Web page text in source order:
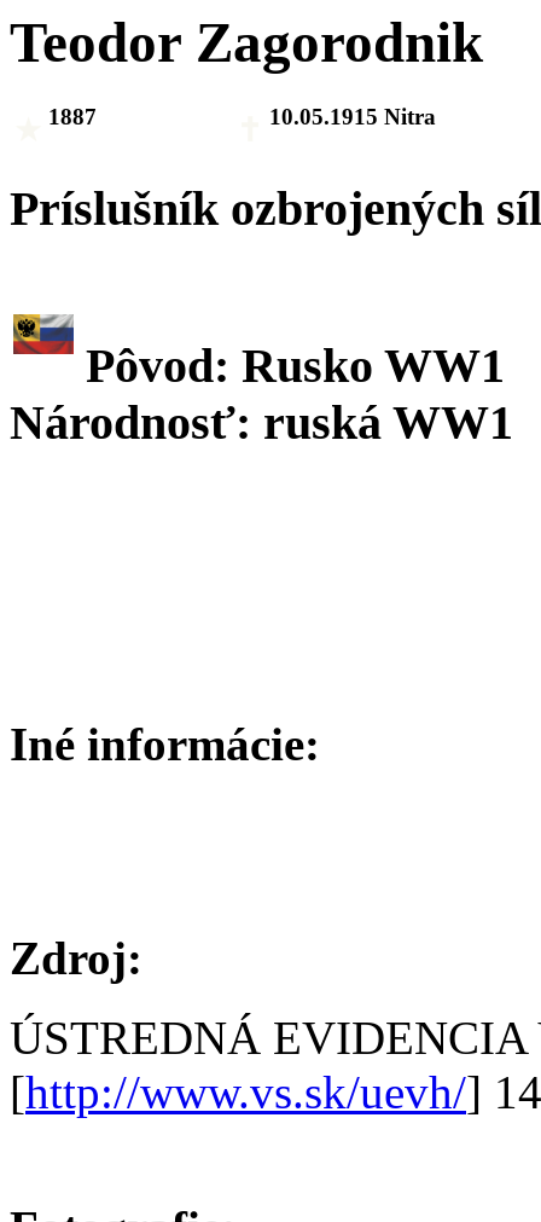
Teodor Zagorodnik
1887 10.05.1915 Nitra
Príslušník ozbrojených síl
Pôvod: Rusko WW1
Národnosť: ruská WW1
Iné informácie:
Zdroj:
ÚSTREDNÁ
[http://www.vs.sk/uevh/]